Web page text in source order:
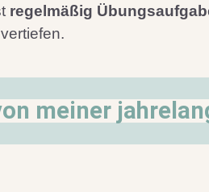
regelmäßig
meiner